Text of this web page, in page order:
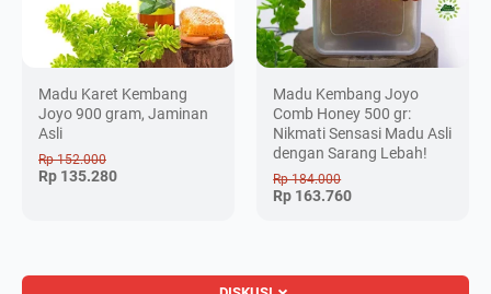
Madu Karet Kembang
Joyo 900 gram, Jaminan
Asli
Rp 152.000
Rp 135.280
Madu Kembang Joyo
Comb Honey 500 gr:
Nikmati Sensasi Madu Asli
dengan Sarang Lebah!
Rp 184.000
Rp 163.760